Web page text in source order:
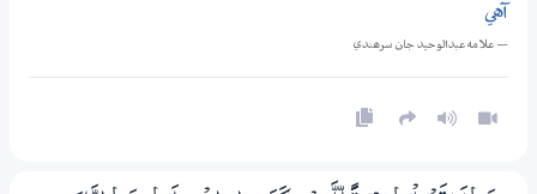
آهي
— علامه عبدالوحيد جان سرھندي